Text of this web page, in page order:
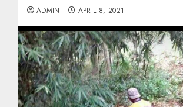
ADMIN APRIL 8, 2021